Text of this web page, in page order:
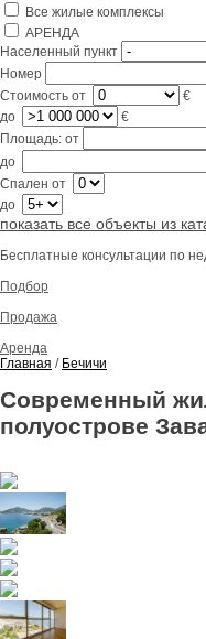
Все жилые комплексы
АРЕНДА
Населенный пункт
Номер
Стоимость от
€
до
€
Площадь: от
до
Спален от
до
показать все объекты из
Бесплатные консультации по
Подбор
Продажа
Аренда
Главная / Бечичи
Современный
полуострове